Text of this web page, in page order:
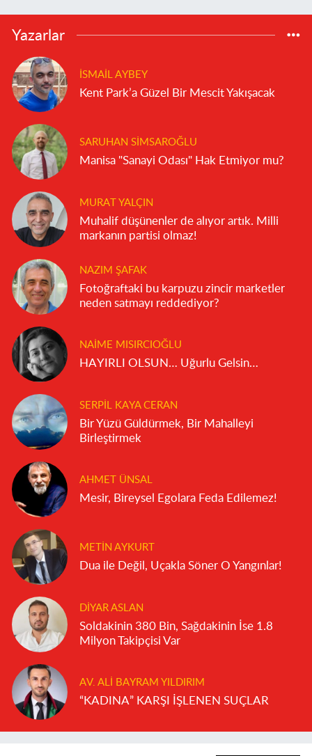
Yazarlar
İSMAIL AYBEY
Kent Park’a Güzel Bir Mescit Yakışacak
SARUHAN SIMSAROĞLU
Manisa "Sanayi Odası" Hak Etmiyor mu?
MURAT YALÇIN
Muhalif düşünenler de alıyor artık. Milli
markanın partisi olmaz!
NAZIM ŞAFAK
Fotoğraftaki bu karpuzu zincir marketler
neden satmayı reddediyor?
NAIME MISIRCIOĞLU
HAYIRLI OLSUN… Uğurlu Gelsin…
SERPIL KAYA CERAN
Bir Yüzü Güldürmek, Bir Mahalleyi
Birleştirmek
AHMET ÜNSAL
Mesir, Bireysel Egolara Feda Edilemez!
METIN AYKURT
Dua ile Değil, Uçakla Söner O Yangınlar!
DIYAR ASLAN
Soldakinin 380 Bin, Sağdakinin İse 1.8
Milyon Takipçisi Var
AV. ALI BAYRAM YILDIRIM
“KADINA” KARŞI İŞLENEN SUÇLAR